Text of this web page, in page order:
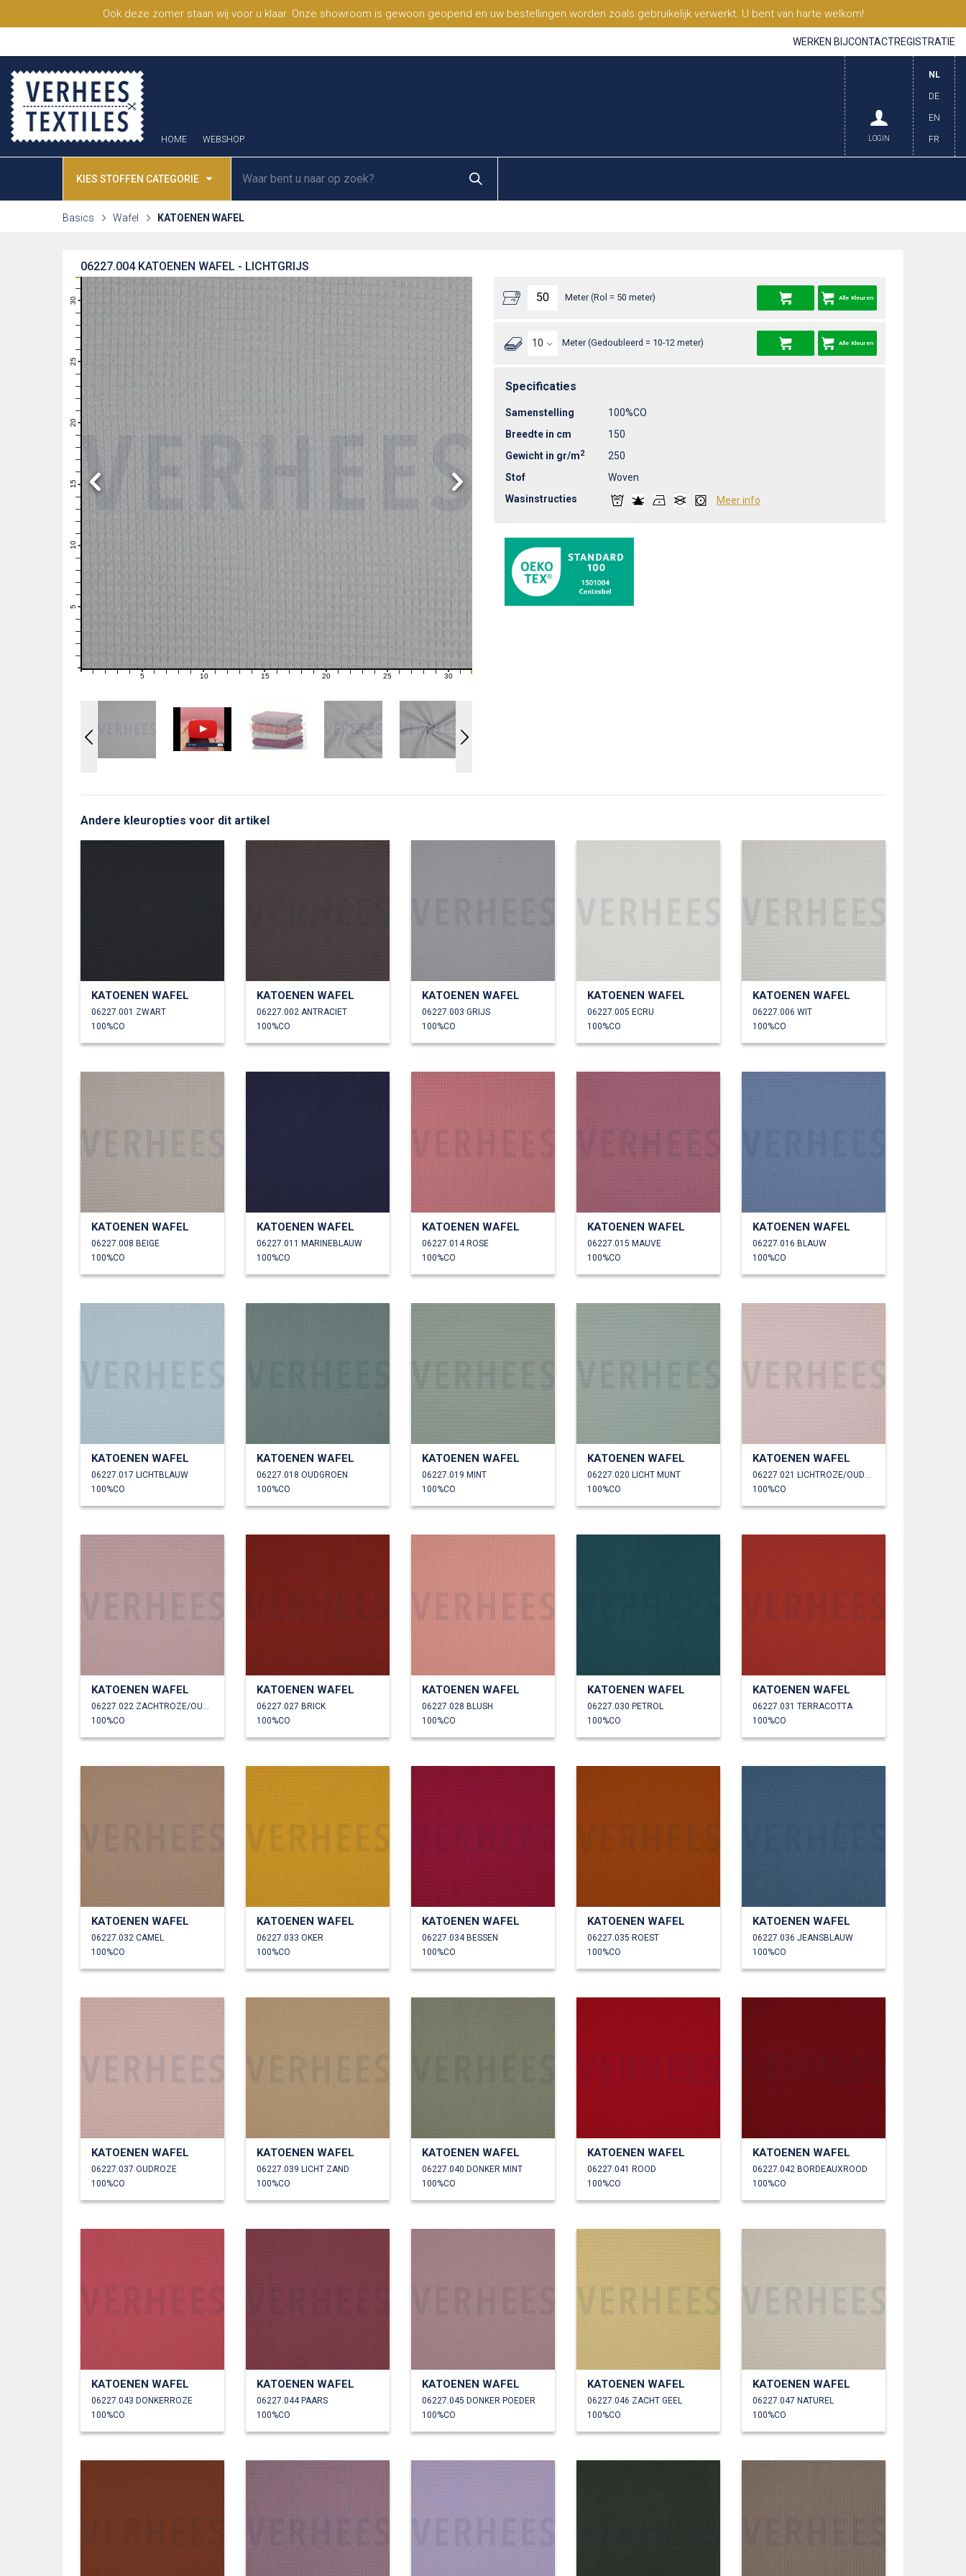
Ook deze zomer staan wij voor u klaar. Onze showroom is gewoon geopend en uw bestellingen worden zoals gebruikelijk verwerkt. U bent van harte welkom!
WERKEN BIJCONTACTREGISTRATIE
HOME WEBSHOP
NL
DE
EN
FR
LOGIN
KIES STOFFEN CATEGORIE
Basics Wafel KATOENEN WAFEL
KATOENEN WAFEL - LICHTGRIJS
06227.004
10
11
12
13
14
15
16
17
18
19
20
21
22
23
24
25
26
27
28
29
30
1 2 3 4 5 6 7 8 9 11 12 13 14 16 17 18 19 21 22 23 24 26 27 28 29 30 31
Meter (Rol = 50 meter) Alle Kleuren
Meter (Gedoubleerd = 10-12 meter) Alle Kleuren
Specificaties
Samenstelling
100%CO
Breedte in cm
150
Gewicht in gr/m2
250
Stof
Woven
Wasinstructies
Meer info
Andere kleuropties voor dit artikel
KATOENEN WAFEL
06227.001 ZWART
100%CO
KATOENEN WAFEL
06227.002 ANTRACIET
100%CO
KATOENEN WAFEL
06227.003 GRIJS
100%CO
KATOENEN WAFEL
06227.005 ECRU
100%CO
KATOENEN WAFEL
06227.006 WIT
100%CO
KATOENEN WAFEL
06227.008 BEIGE
100%CO
KATOENEN WAFEL
06227.011 MARINEBLAUW
100%CO
KATOENEN WAFEL
06227.014 ROSE
100%CO
KATOENEN WAFEL
06227.015 MAUVE
100%CO
KATOENEN WAFEL
06227.016 BLAUW
100%CO
KATOENEN WAFEL
06227.017 LICHTBLAUW
100%CO
KATOENEN WAFEL
06227.018 OUDGROEN
100%CO
KATOENEN WAFEL
06227.019 MINT
100%CO
KATOENEN WAFEL
06227.020 LICHT MUNT
100%CO
KATOENEN WAFEL
100%CO
KATOENEN WAFEL
100%CO
KATOENEN WAFEL
06227.027 BRICK
100%CO
KATOENEN WAFEL
06227.028 BLUSH
100%CO
KATOENEN WAFEL
06227.030 PETROL
100%CO
KATOENEN WAFEL
06227.031 TERRACOTTA
100%CO
KATOENEN WAFEL
06227.032 CAMEL
100%CO
KATOENEN WAFEL
06227.033 OKER
100%CO
KATOENEN WAFEL
06227.034 BESSEN
100%CO
KATOENEN WAFEL
06227.035 ROEST
100%CO
KATOENEN WAFEL
06227.036 JEANSBLAUW
100%CO
KATOENEN WAFEL
06227.037 OUDROZE
100%CO
KATOENEN WAFEL
06227.039 LICHT ZAND
100%CO
KATOENEN WAFEL
06227.040 DONKER MINT
100%CO
KATOENEN WAFEL
06227.041 ROOD
100%CO
KATOENEN WAFEL
06227.042 BORDEAUXROOD
100%CO
KATOENEN WAFEL
06227.043 DONKERROZE
100%CO
KATOENEN WAFEL
06227.044 PAARS
100%CO
KATOENEN WAFEL
06227.045 DONKER POEDER
100%CO
KATOENEN WAFEL
06227.046 ZACHT GEEL
100%CO
KATOENEN WAFEL
06227.047 NATUREL
100%CO